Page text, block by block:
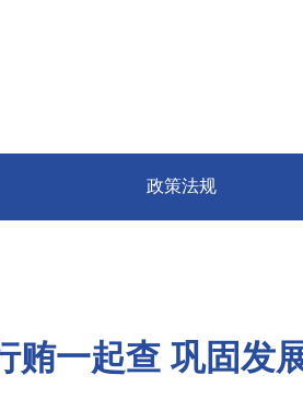
政策法规
贿一起查 巩固发